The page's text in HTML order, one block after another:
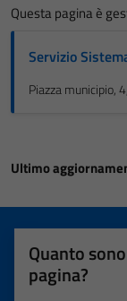
Questa pagina è
Servizio
Piazza municipio,
Ultimo
Quanto
pagina?